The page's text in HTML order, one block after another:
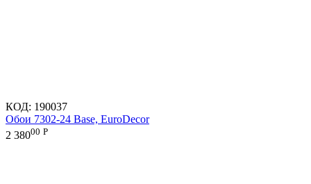
КОД: 190037
Обои 7302-24 Base, EuroDecor
2 38000 Р